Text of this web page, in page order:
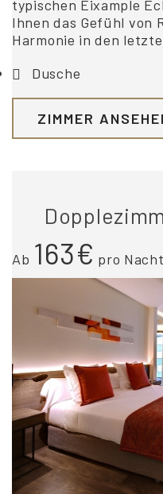
typischen Eixample
Ihnen das Gefühl von
Harmonie in den
Dusche
ZIMMER
Ab 163€ pro Nacht